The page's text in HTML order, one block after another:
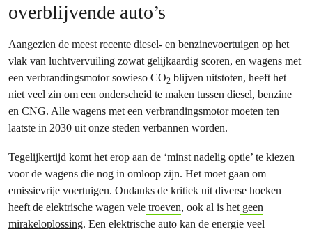
overblijvende auto’s
Aangezien de meest recente diesel- en benzinevoertuigen op het
vlak van luchtvervuiling zowat gelijkaardig scoren, en wagens met
een verbrandingsmotor sowieso CO2 blijven uitstoten, heeft het
niet veel zin om een onderscheid te maken tussen diesel, benzine
en CNG. Alle wagens met een verbrandingsmotor moeten ten
laatste in 2030 uit onze steden verbannen worden.
Tegelijkertijd komt het erop aan de ‘minst nadelig optie’ te kiezen
voor de wagens die nog in omloop zijn. Het moet gaan om
emissievrije voertuigen. Ondanks de kritiek uit diverse hoeken
heeft de elektrische wagen vele troeven, ook al is hetgeen
mirakeloplossing. Een elektrische auto kan de energie veel